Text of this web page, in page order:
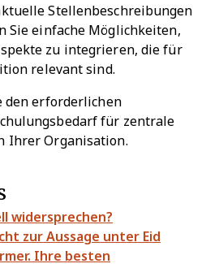
Stellenbeschreibungen
Sie einfache Möglichkeiten,
zu integrieren, die für
relevant sind.
den erforderlichen
für zentrale
Ihrer Organisation.
widersprechen?
zur Aussage unter Eid
Ihre besten